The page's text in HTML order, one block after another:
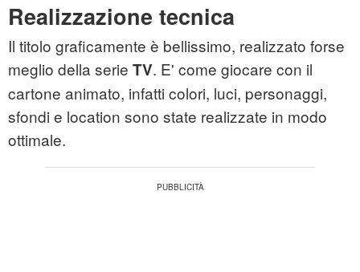
Realizzazione tecnica
Il titolo graficamente è bellissimo, realizzato forse
meglio della serie TV. E' come giocare con il
cartone animato, infatti colori, luci, personaggi,
sfondi e location sono state realizzate in modo
ottimale.